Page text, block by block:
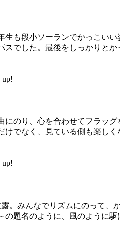
も段小ソーランでかっこいい
でした。最後をしっかりとか
up!
のり、心を合わせてフラッグ
でなく、見ている側も楽しく
up!
。みんなでリズムにのって、
題名のように、風のように駆